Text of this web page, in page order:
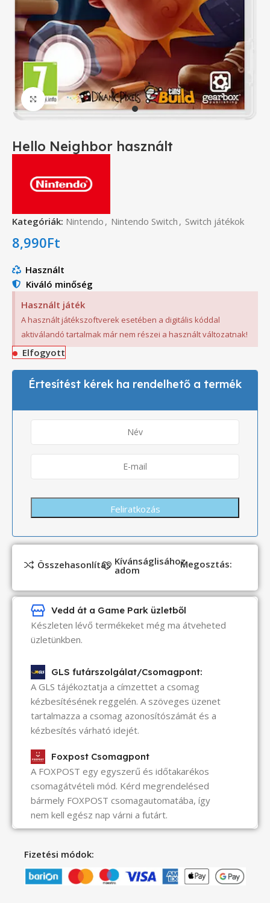
Click to enlarge
Hello Neighbor használt
Kategóriák: Nintendo , Nintendo Switch , Switch játékok
8,990Ft
Használt
Kiváló minőség
Használt játék
A használt játékszoftverek esetében a digitális kóddal
aktiválandó tartalmak már nem részei a használt változatnak!
Elfogyott
Értesítést kérek ha rendelhető a termék
Összehasonlítás Kívánságlisához
adom Megosztás:
Vedd át a Game Park üzletből
Készleten lévő termékeket még ma átveheted
üzletünkben.
GLS futárszolgálat/Csomagpont:
A GLS tájékoztatja a címzettet a csomag
kézbesítésének reggelén. A szöveges üzenet
tartalmazza a csomag azonosítószámát és a
kézbesítés várható idejét.
Foxpost Csomagpont
A FOXPOST egy egyszerű és időtakarékos
csomagátvételi mód. Kérd megrendelésed
bármely FOXPOST csomagautomatába, így
nem kell egész nap várni a futárt.
Fizetési módok: